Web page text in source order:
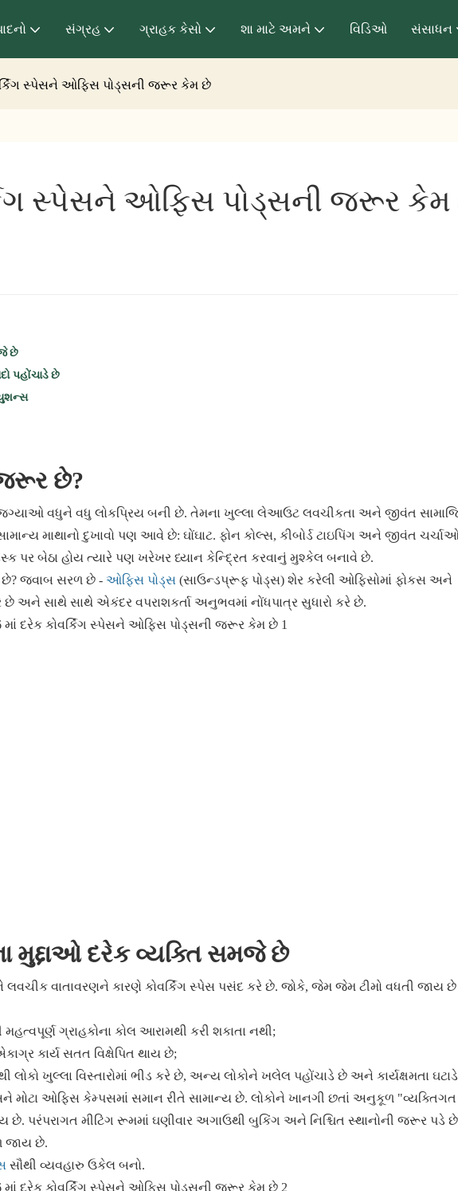
સંગ્રહ ગ્રાહક કેસો શા માટે અમને વિડિઓ સંસાધન
સ્પેસને ઓફિસ પોડ્સની જરૂર કેમ છે
સ્પેસને ઓફિસ પોડ્સની જરૂર
છે
પહોંચાડે છે
છે?
વધુને વધુ લોકપ્રિય બની છે. તેમના ખુલ્લા લેઆઉટ લવચીકતા અને જીવંત
માથાનો દુખાવો પણ આવે છે: ઘોંઘાટ. ફોન કોલ્સ, કીબોર્ડ ટાઇપિંગ અને જીવંત
પર બેઠા હોય ત્યારે પણ ખરેખર ધ્યાન કેન્દ્રિત કરવાનું મુશ્કેલ બનાવે છે.
છે? જવાબ સરળ છે - ઓફિસ પોડ્સ(સાઉન્ડપ્રૂફ પોડ્સ) શેર કરેલી ઓફિસોમાં ફોકસ અને
છે અને સાથે સાથે એકંદર વપરાશકર્તા અનુભવમાં નોંધપાત્ર સુધારો કરે છે.
મુદ્દાઓ દરેક વ્યક્તિ સમજે છે
વાતાવરણને કારણે કોવર્કિંગ સ્પેસ પસંદ કરે છે. જોકે, જેમ જેમ ટીમો વધતી જાય
ગ્રાહકોના કોલ આરામથી કરી શકાતા નથી;
કાર્ય સતત વિક્ષેપિત થાય છે;
લોકો ખુલ્લા વિસ્તારોમાં ભીડ કરે છે, અન્ય લોકોને ખલેલ પહોંચાડે છે અને કાર્યક્ષમતા
ઓફિસ કેમ્પસમાં સમાન રીતે સામાન્ય છે. લોકોને ખાનગી છતાં અનુકૂળ "વ્યક્તિગત
પરંપરાગત મીટિંગ રૂમમાં ઘણીવાર અગાઉથી બુકિંગ અને નિશ્ચિત સ્થાનોની જરૂર પડે
જાય છે.
સૌથી વ્યવહારુ ઉકેલ બનો.